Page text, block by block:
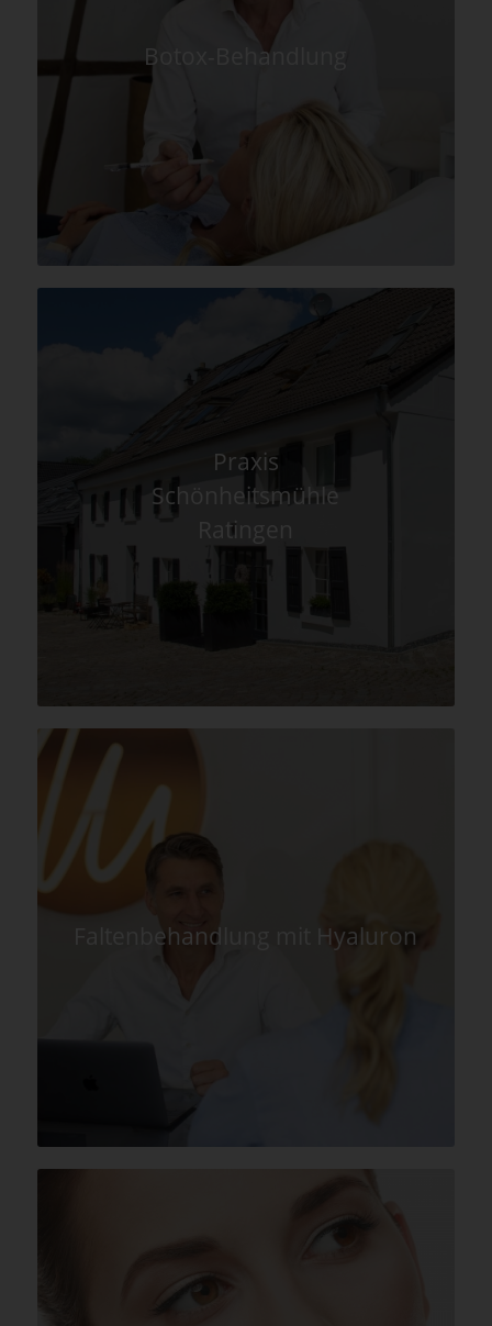
Botox-Behandlung
Praxis
Schönheitsmühle
Ratingen
Faltenbehandlung mit Hyaluron